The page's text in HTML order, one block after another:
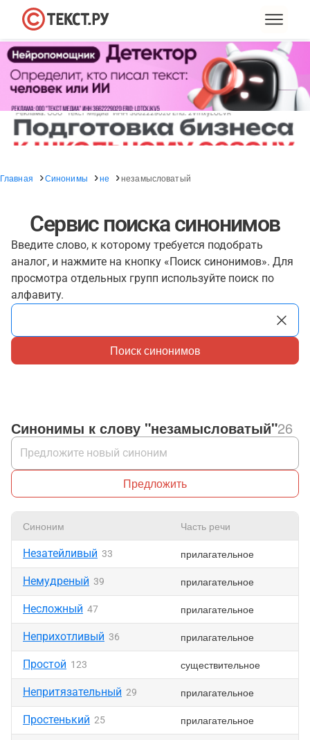
Главная Синонимы не незамысловатый
Сервис поиска синонимов
Введите слово, к которому требуется подобрать
аналог, и нажмите на кнопку «Поиск синонимов». Для
просмотра отдельных групп используйте поиск по
алфавиту.
Поиск синонимов
Синонимы к слову "незамысловатый"26
Предложить
Синоним Часть речи
Незатейливый 33 прилагательное
Немудреный 39 прилагательное
Несложный 47 прилагательное
Неприхотливый 36 прилагательное
Простой 123 существительное
Непритязательный 29 прилагательное
Простенький 25 прилагательное